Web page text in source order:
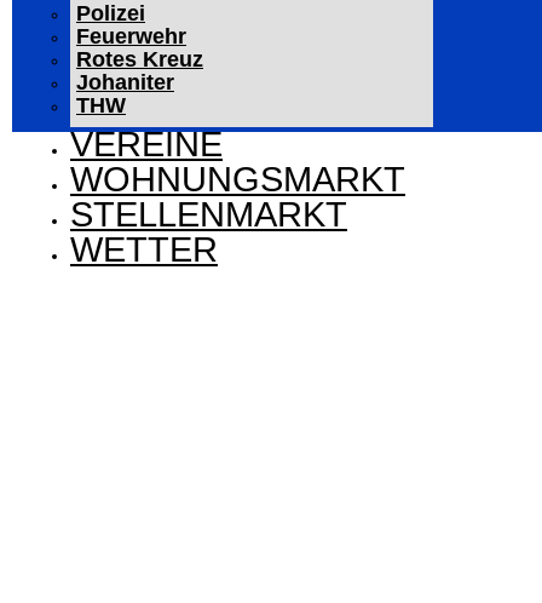
Polizei
Feuerwehr
Rotes Kreuz
Johaniter
THW
VEREINE
WOHNUNGSMARKT
STELLENMARKT
WETTER